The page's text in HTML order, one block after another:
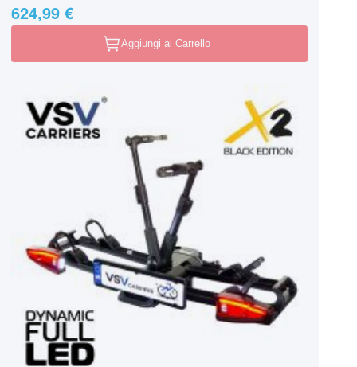
624,99 €
Aggiungi al Carrello